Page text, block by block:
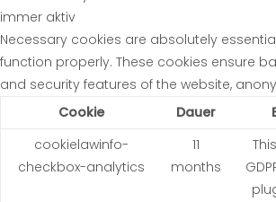
immer aktiv
Necessary cookies are absolutely
function properly. These cookies ensure
and security features of the website,
Cookie
Dauer
cookielawinfo-
checkbox-analytics
11
months